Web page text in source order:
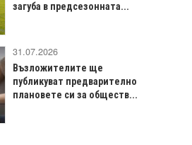
загуба в предсезонната...
31.07.2026
Възложителите ще
публикуват предварително
плановете си за обществ...